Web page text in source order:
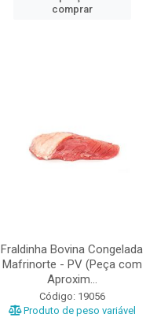
comprar
Fraldinha Bovina Congelada
Mafrinorte - PV (Peça com
Aproxim...
Código: 19056
Produto de peso variável